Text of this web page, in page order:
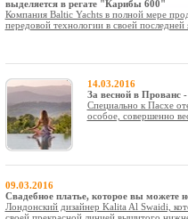
выделяется в регате "Карибы 600"
Компания Baltic Yachts в полной мере
передовой технологии в своей
14.03.2016
За весной в Прованс
Специально к Пасхе
особое, совершенно
09.03.2016
Cвадебное платье, которое вы можете
Лондонский дизайнер Kalita Al Swaidi,